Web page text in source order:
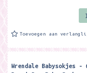
Toevoegen aan
Wrendale